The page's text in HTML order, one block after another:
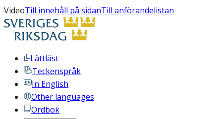
VideoTill innehåll på sidanTill anförandelistan
Lättläst
Teckenspråk
In English
Other languages
Ordbok